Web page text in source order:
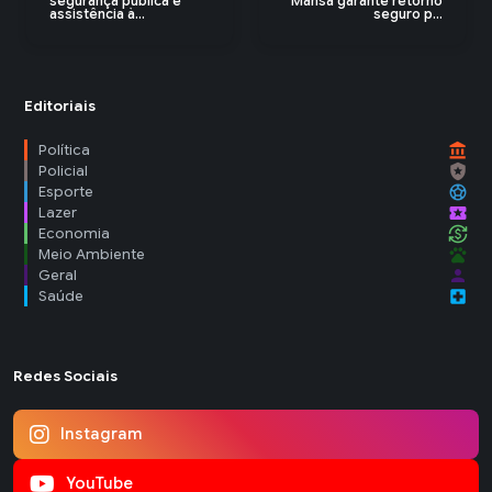
assistência à...
seguro p...
Editoriais
Política account_balance
Policial local_police
Esporte sports_soccer
Lazer local_activity
Economia currency_exchange
Meio Ambiente pets
Geral person
Saúde local_hospital
Redes Sociais
Instagram
YouTube